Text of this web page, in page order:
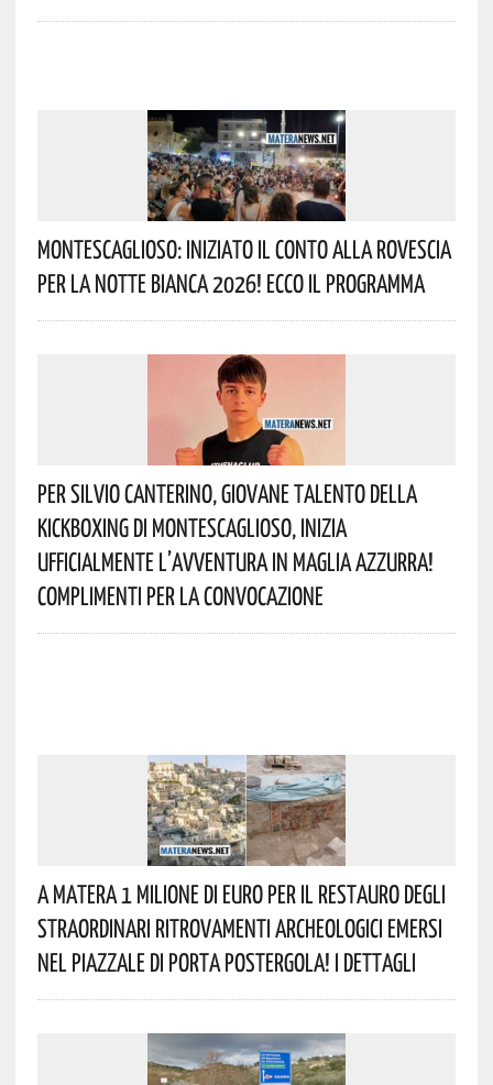
Montescaglioso: Iniziato Il Conto Alla Rovescia
Per La Notte Bianca 2026! Ecco Il Programma
Per Silvio Canterino, Giovane Talento Della
Kickboxing Di Montescaglioso, Inizia
Ufficialmente L’avventura In Maglia Azzurra!
Complimenti Per La Convocazione
A Matera 1 Milione Di Euro Per Il Restauro Degli
Straordinari Ritrovamenti Archeologici Emersi
Nel Piazzale Di Porta Postergola! I Dettagli